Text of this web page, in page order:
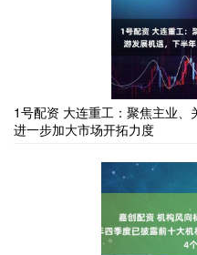
1号配资 大连重工：聚焦主业
进一步加大市场开拓力度